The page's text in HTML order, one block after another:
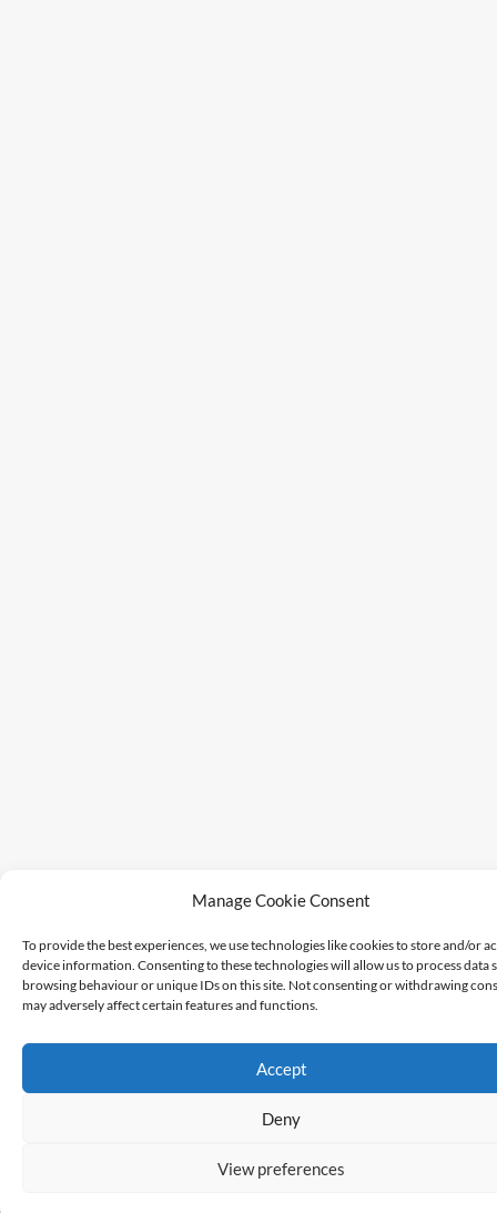
Manage Cookie Consent
To provide the best experiences, we use technologies like cookies to store and/or
device information. Consenting to these technologies will allow us to process data
browsing behaviour or unique IDs on this site. Not consenting or withdrawing
may adversely affect certain features and functions.
Accept
Deny
View preferences